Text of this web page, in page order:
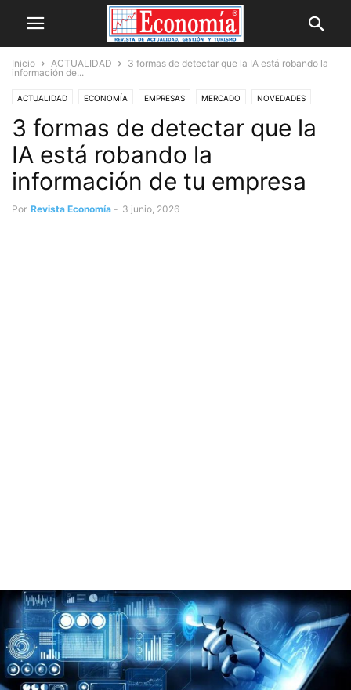
Inicio ACTUALIDAD
3 formas de detectar que la IA está robando la
información de...
ACTUALIDAD ECONOMÍA EMPRESAS MERCADO NOVEDADES
3 formas de detectar que la
IA está robando la
información de tu empresa
Por Revista Economía - 3 junio, 2026